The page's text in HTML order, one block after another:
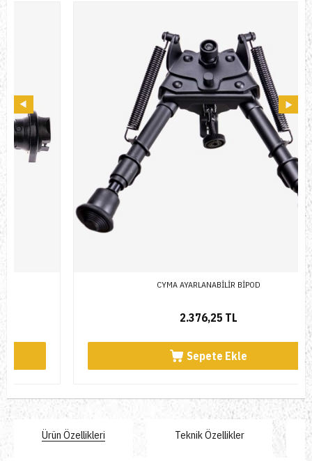
CYMA AYARLANABİLİR BİPOD
2.376,25 TL
Sepete Ekle
Ürün Özellikleri Teknik Özellikler